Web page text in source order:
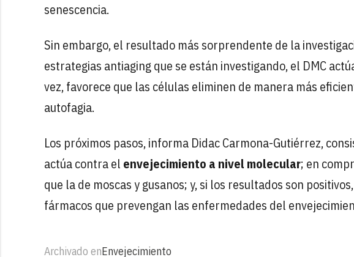
senescencia.
Sin embargo, el resultado más sorprendente de la
estrategias antiaging que se están investigando, el DMC
vez, favorece que las células eliminen de manera más
autofagia.
Los próximos pasos, informa Didac Carmona-Gutiérrez,
actúa contra el envejecimiento a nivel molecular; en
que la de moscas y gusanos; y, si los resultados son
fármacos que prevengan las enfermedades del
Archivado enEnvejecimiento